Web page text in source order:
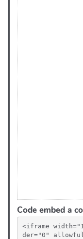
Code embed a
<iframe
der="0"